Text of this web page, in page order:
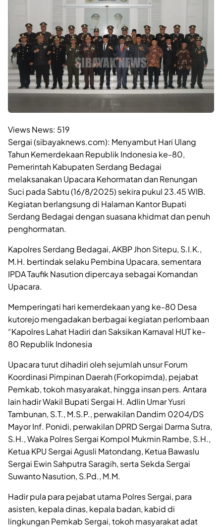
Views News: 519
Sergai (sibayaknews.com): Menyambut Hari Ulang
Tahun Kemerdekaan Republik Indonesia ke-80,
Pemerintah Kabupaten Serdang Bedagai
melaksanakan Upacara Kehormatan dan Renungan
Suci pada Sabtu (16/8/2025) sekira pukul 23.45 WIB.
Kegiatan berlangsung di Halaman Kantor Bupati
Serdang Bedagai dengan suasana khidmat dan penuh
penghormatan.
Kapolres Serdang Bedagai, AKBP Jhon Sitepu, S.I.K.,
M.H. bertindak selaku Pembina Upacara, sementara
IPDA Taufik Nasution dipercaya sebagai Komandan
Upacara.
Memperingati hari kemerdekaan yang ke-80 Desa
kutorejo mengadakan berbagai kegiatan perlombaan
“Kapolres Lahat Hadiri dan Saksikan Karnaval HUT ke-
80 Republik Indonesia
Upacara turut dihadiri oleh sejumlah unsur Forum
Koordinasi Pimpinan Daerah (Forkopimda), pejabat
Pemkab, tokoh masyarakat, hingga insan pers. Antara
lain hadir Wakil Bupati Sergai H. Adlin Umar Yusri
Tambunan, S.T., M.S.P., perwakilan Dandim 0204/DS
Mayor Inf. Ponidi, perwakilan DPRD Sergai Darma Sutra,
S.H., Waka Polres Sergai Kompol Mukmin Rambe, S.H.,
Ketua KPU Sergai Agusli Matondang, Ketua Bawaslu
Sergai Ewin Sahputra Saragih, serta Sekda Sergai
Suwanto Nasution, S.Pd., M.M.
Hadir pula para pejabat utama Polres Sergai, para
asisten, kepala dinas, kepala badan, kabid di
lingkungan Pemkab Sergai, tokoh masyarakat adat